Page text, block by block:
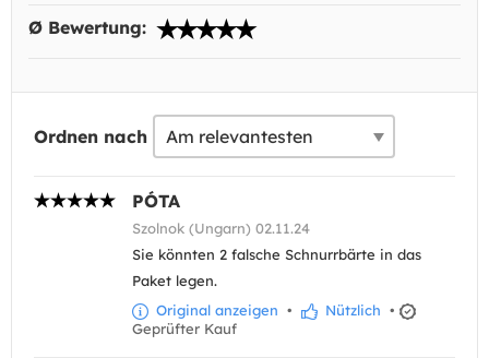
Ø Bewertung:
Ordnen nach
PÓTA
Szolnok (Ungarn) 02.11.24
Sie könnten 2 falsche Schnurrbärte in das
Paket legen.
Original anzeigen • Nützlich •
Geprüfter Kauf